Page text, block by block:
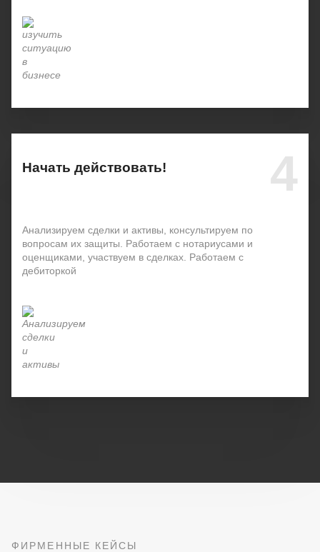
Начать действовать! 4
Анализируем сделки и активы, консультируем по
вопросам их защиты. Работаем с нотариусами и
оценщиками, участвуем в сделках. Работаем с
дебиторкой
ФИРМЕННЫЕ КЕЙСЫ